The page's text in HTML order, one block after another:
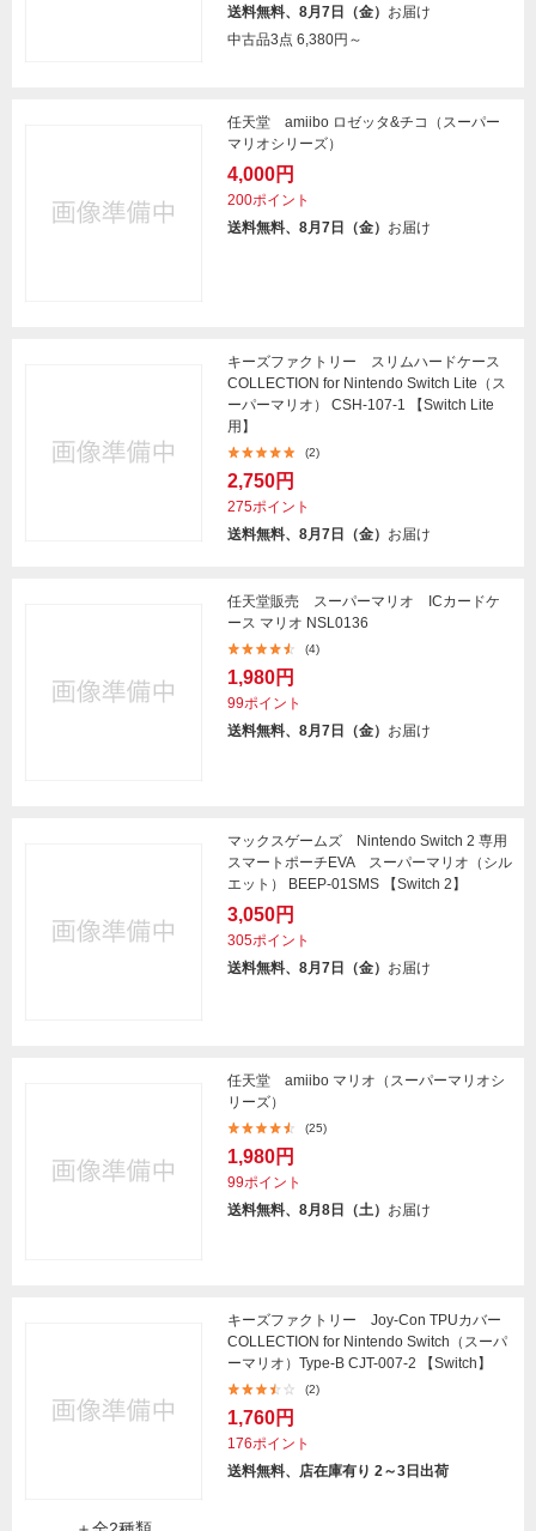
送料無料、8月7日（金） お届け
中古品3点 6,380円～
任天堂 amiibo ロゼッタ&チコ（スーパー
マリオシリーズ）
4,000円
200ポイント
送料無料、8月7日（金） お届け
キーズファクトリー スリムハードケース
COLLECTION for Nintendo Switch Lite（ス
ーパーマリオ） CSH-107-1 【Switch Lite
用】
(2)
2,750円
275ポイント
送料無料、8月7日（金） お届け
任天堂販売 スーパーマリオ ICカードケ
ース マリオ NSL0136
(4)
1,980円
99ポイント
送料無料、8月7日（金） お届け
マックスゲームズ Nintendo Switch 2 専用
スマートポーチEVA スーパーマリオ（シル
エット） BEEP-01SMS 【Switch 2】
3,050円
305ポイント
送料無料、8月7日（金） お届け
任天堂 amiibo マリオ（スーパーマリオシ
リーズ）
(25)
1,980円
99ポイント
送料無料、8月8日（土） お届け
キーズファクトリー Joy-Con TPUカバー
COLLECTION for Nintendo Switch（スーパ
ーマリオ）Type-B CJT-007-2 【Switch】
(2)
1,760円
176ポイント
送料無料、店在庫有り 2～3日出荷